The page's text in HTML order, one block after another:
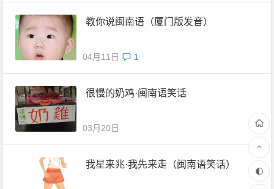
教你说闽南语（厦门版发音）
04月11日 1
很慢的奶鸡·闽南语笑话
03月20日
我星来兆·我先来走（闽南语笑话）